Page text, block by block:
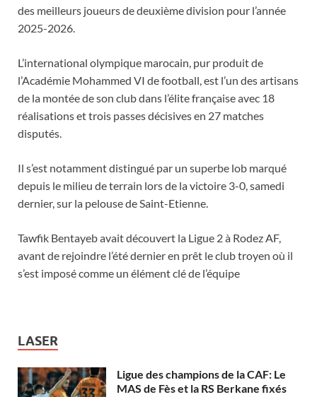
des meilleurs joueurs de deuxième division pour l’année
2025-2026.
L’international olympique marocain, pur produit de
l’Académie Mohammed VI de football, est l’un des artisans
de la montée de son club dans l’élite française avec 18
réalisations et trois passes décisives en 27 matches
disputés.
Il s’est notamment distingué par un superbe lob marqué
depuis le milieu de terrain lors de la victoire 3-0, samedi
dernier, sur la pelouse de Saint-Etienne.
Tawfik Bentayeb avait découvert la Ligue 2 à Rodez AF,
avant de rejoindre l’été dernier en prêt le club troyen où il
s’est imposé comme un élément clé de l’équipe
LASER
Ligue des champions de la CAF: Le
MAS de Fès et la RS Berkane fixés